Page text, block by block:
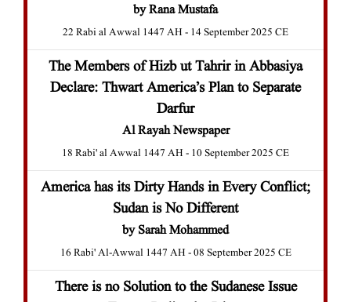
by Rana Mustafa
22 Rabi al Awwal 1447 AH - 14 September 2025 CE
The Members of Hizb ut Tahrir in Abbasiya
Declare: Thwart America’s Plan to Separate
Darfur
Al Rayah Newspaper
18 Rabi' al Awwal 1447 AH - 10 September 2025 CE
America has its Dirty Hands in Every Conflict;
Sudan is No Different
by Sarah Mohammed
16 Rabi' Al-Awwal 1447 AH - 08 September 2025 CE
There is no Solution to the Sudanese Issue